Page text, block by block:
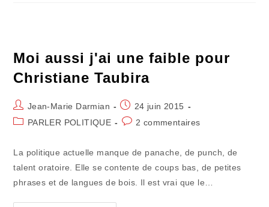
Moi aussi j'ai une faible pour
Christiane Taubira
Auteur/autrice
de
Jean-Marie Darmian
Publication
publiée :
24 juin 2015
PostPARLER POLITIQUE
Commentaires
publication :
2 commentaires
La politique actuelle manque de panache, de punch, de
talent oratoire. Elle se contente de coups bas, de petites
phrases et de langues de bois. Il est vrai que le…